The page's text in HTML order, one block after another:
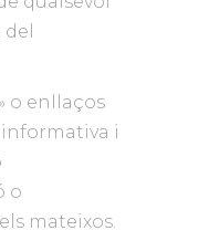
o enllaços
i
o
mateixos.